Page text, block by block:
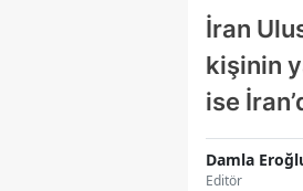
İran
kişinin
ise
Damla
Editör